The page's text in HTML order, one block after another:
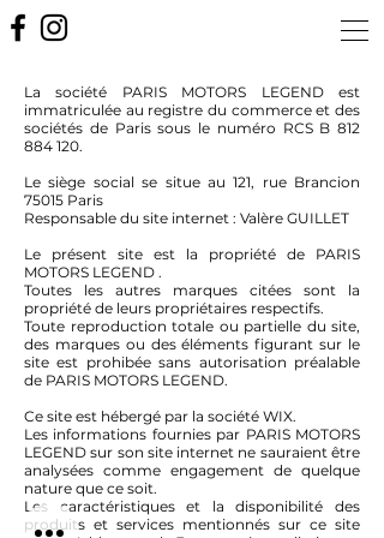
La société PARIS MOTORS LEGEND est
immatriculée au registre du commerce et des
sociétés de Paris sous le numéro RCS B 812
884 120.
Le siège social se situe au 121, rue Brancion
75015 Paris
Responsable du site internet : Valère GUILLET
Le présent site est la propriété de PARIS
MOTORS LEGEND .
Toutes les autres marques citées sont la
propriété de leurs propriétaires respectifs.
Toute reproduction totale ou partielle du site,
des marques ou des éléments figurant sur le
site est prohibée sans autorisation préalable
de PARIS MOTORS LEGEND.
Ce site est hébergé par la société WIX.
Les informations fournies par PARIS MOTORS
LEGEND sur son site internet ne sauraient être
analysées comme engagement de quelque
nature que ce soit.
Les caractéristiques et la disponibilité des
produits et services mentionnés sur ce site